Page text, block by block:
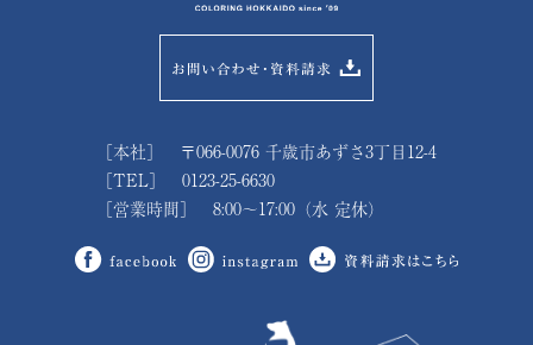
［本社］ 〒066-0076 千歳市あずさ3丁目12-4
［TEL］ 0123-25-6630
［営業時間］ 8:00～17:00（水 定休）